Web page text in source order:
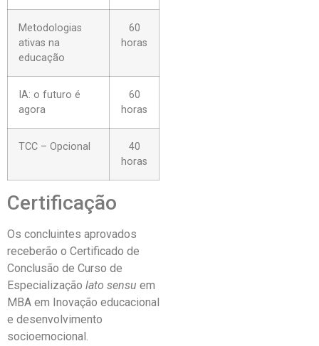
Metodologias
ativas na
educação
60
horas
IA: o futuro é
agora
60
horas
TCC – Opcional
40
horas
Certificação
Os concluintes aprovados
receberão o Certificado de
Conclusão de Curso de
Especialização lato sensu em
MBA em Inovação educacional
e desenvolvimento
socioemocional.